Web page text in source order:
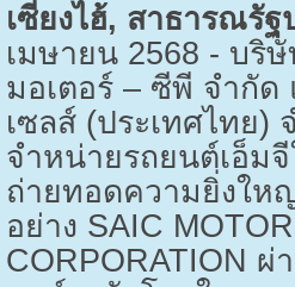
เซี่ยงไฮ้, สาธารณรัฐ
เมษายน 2568 - บริษั
มอเตอร์ – ซีพี จำกัด
เซลส์ (ประเทศไทย)
จำหน่ายรถยนต์เอ็ม
ถ่ายทอดความยิ่งให
อย่าง SAIC MOTOR
CORPORATION ผ่